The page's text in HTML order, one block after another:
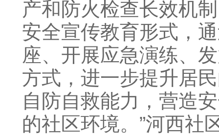
产和防火检查长效机
安全宣传教育形式，
座、开展应急演练、
方式，进一步提升居
自防自救能力，营造
的社区环境。”河西社